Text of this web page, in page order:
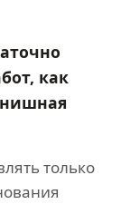
как
только